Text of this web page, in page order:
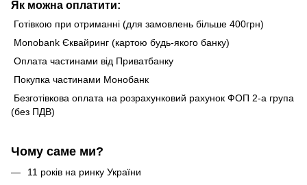
Як можна оплатити:
Готівкою при отриманні (для замовлень більше 400грн)
Monobank Єквайринг (картою будь-якого банку)
Оплата частинами від Приватбанку
Покупка частинами Монобанк
Безготівкова оплата на розрахунковий рахунок ФОП 2-а група
(без ПДВ)
Чому саме ми?
11 років на ринку України